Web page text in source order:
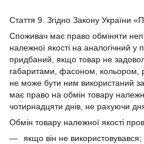
Стаття 9. Згідно Закону України
Споживач має право обміняти
належної якості на аналогічний у
придбаний, якщо товар не
габаритами, фасоном, кольором,
не може бути ним використаний
має право на обмін товару
чотирнадцяти днів, не рахуючи дня
Обмін товару належної якості
якщо він не використовувався;